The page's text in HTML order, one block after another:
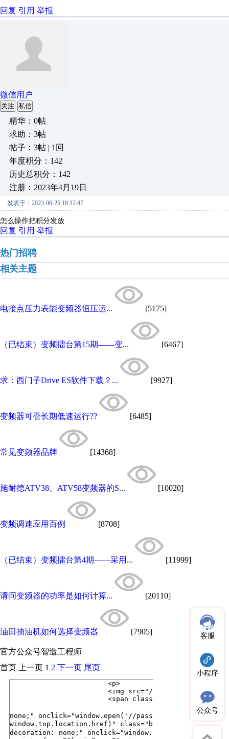
回复 引用 举报
微信用户
关注 私信
精华：0帖
求助：3帖
帖子：3帖 | 1回
年度积分：142
历史总积分：142
注册：2023年4月19日
发表于：2023-06-25 18:12:47
怎么操作把积分发放
回复 引用 举报
热门招聘
相关主题
电接点压力表能变频器恒压运... [5175]
（已结束）变频擂台第15期——变... [6467]
求：西门子Drive ES软件下载？... [9927]
变频器可否长期低速运行?? [6485]
常见变频器品牌 [14368]
施耐德ATV38、ATV58变频器的S... [10020]
变频调速应用百例 [8708]
（已结束）变频擂台第4期——采用... [11999]
请问变频器的功率是如何计算... [20110]
油田抽油机如何选择变频器 [7905]
官方公众号智造工程师
客服
小程序
公众号
首页 上一页 1 2 下一页 尾页